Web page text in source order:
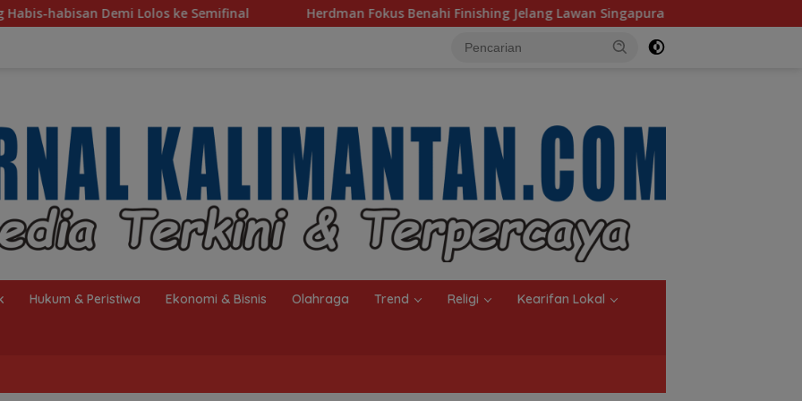
Semifinal Herdman Fokus Benahi Finishing Jelang Lawan Singapura Komisi IV Terus Perkuat Kebijakan
Hukum & Peristiwa Ekonomi & Bisnis Olahraga Trend Religi Kearifan Lokal